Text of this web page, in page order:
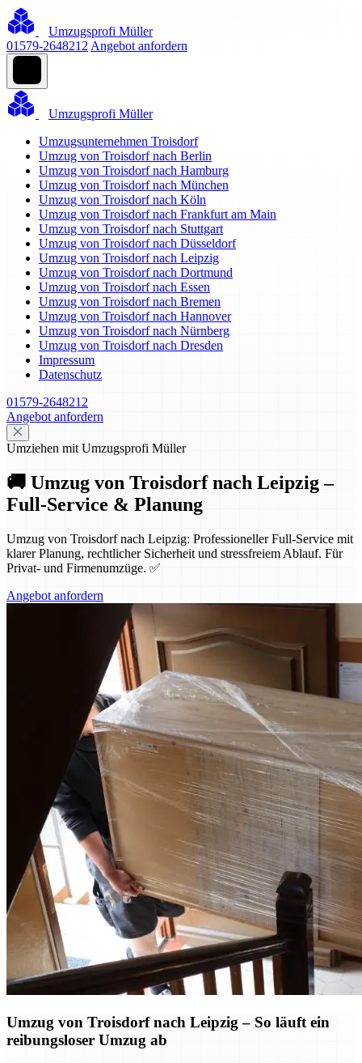
Umzugsprofi Müller
01579-2648212 Angebot anfordern
Umzugsprofi Müller
Umzugsunternehmen Troisdorf
Umzug von Troisdorf nach Berlin
Umzug von Troisdorf nach Hamburg
Umzug von Troisdorf nach München
Umzug von Troisdorf nach Köln
Umzug von Troisdorf nach Frankfurt am Main
Umzug von Troisdorf nach Stuttgart
Umzug von Troisdorf nach Düsseldorf
Umzug von Troisdorf nach Leipzig
Umzug von Troisdorf nach Dortmund
Umzug von Troisdorf nach Essen
Umzug von Troisdorf nach Bremen
Umzug von Troisdorf nach Hannover
Umzug von Troisdorf nach Nürnberg
Umzug von Troisdorf nach Dresden
Impressum
Datenschutz
01579-2648212
Angebot anfordern
Umziehen mit Umzugsprofi Müller
🚚 Umzug von Troisdorf nach Leipzig –
Full-Service & Planung
Umzug von Troisdorf nach Leipzig: Professioneller Full-Service mit
klarer Planung, rechtlicher Sicherheit und stressfreiem Ablauf. Für
Privat- und Firmenumzüge. ✅
Angebot anfordern
Umzug von Troisdorf nach Leipzig – So läuft ein
reibungsloser Umzug ab